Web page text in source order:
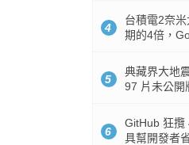
4
台積電2奈
期的4倍，
5
典藏界大地
97 片未公開
6
GitHub 狂攬
具幫開發者